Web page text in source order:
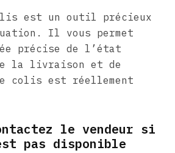
est un outil précieux
Il vous permet
précise de l’état
de la livraison et de
colis est réellement
le vendeur si
pas disponible